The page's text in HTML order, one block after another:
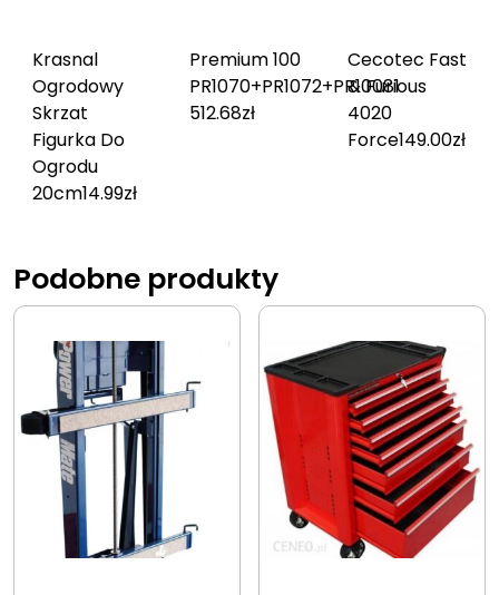
Krasnal
Ogrodowy
Skrzat
Figurka Do
Ogrodu
20cm14.99zł
Premium 100
PR1070+PR1072+PR10081
512.68zł
Cecotec Fast
& Furious
4020
Force149.00zł
Podobne produkty